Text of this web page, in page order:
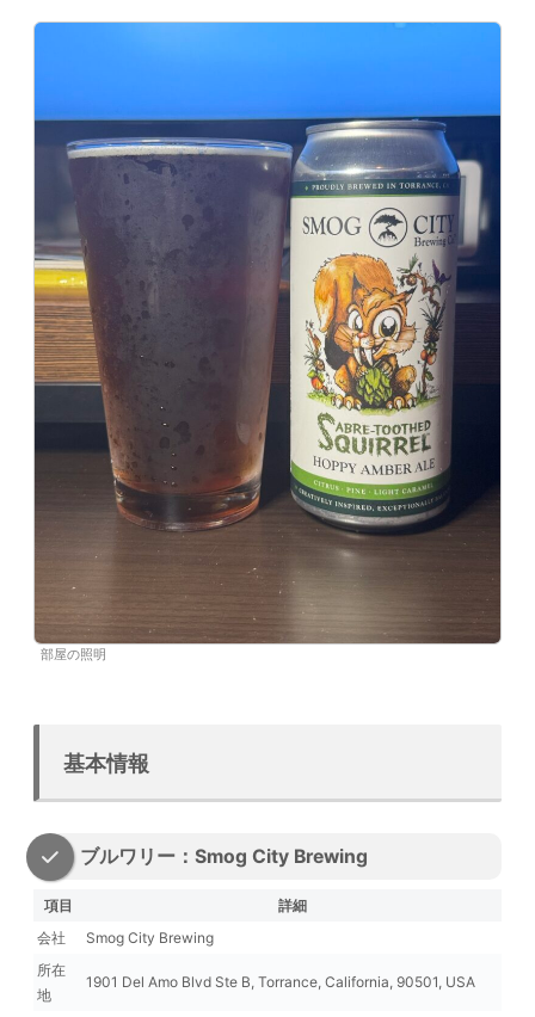
部屋の照明
基本情報
ブルワリー：Smog City Brewing
項目
詳細
会社
Smog City Brewing
所在
地
1901 Del Amo Blvd Ste B, Torrance, California, 90501, USA